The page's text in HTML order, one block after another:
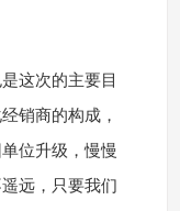
这次的主要目
销商的构成，
位升级，慢慢
远，只要我们